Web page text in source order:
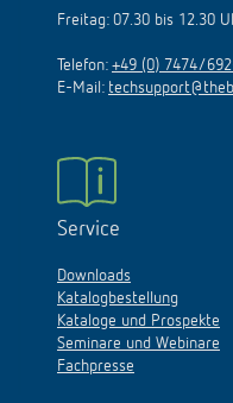
Freitag: 07.30 bis 12.30
Telefon: +49 (0) 7474/
E-Mail:
Service
Downloads
Katalogbestellung
Kataloge und Prospekte
Seminare und Webinare
Fachpresse